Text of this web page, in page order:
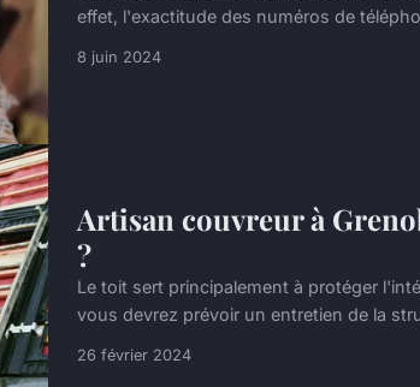
effet, l'exactitude des numéros de
8 juin 2024
Artisan couvreur à
?
Le toit sert principalement à protéger
vous devrez prévoir un entretien de la
26 février 2024